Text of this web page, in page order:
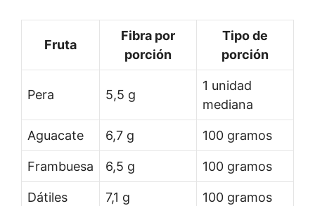
Fruta
Fibra por
porción
Tipo de
porción
Pera 5,5 g
1 unidad
mediana
Aguacate 6,7 g 100 gramos
Frambuesa 6,5 g 100 gramos
Dátiles 7,1 g 100 gramos